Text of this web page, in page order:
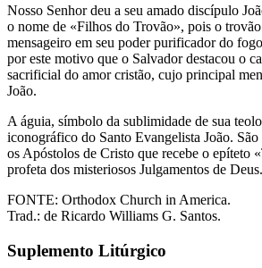
Nosso Senhor deu a seu amado discípulo
o nome de «Filhos do Trovão», pois o
mensageiro em seu poder purificador do
por este motivo que o Salvador destacou o
sacrificial do amor cristão, cujo principal
João.
A águia, símbolo da sublimidade de sua
iconográfico do Santo Evangelista João.
os Apóstolos de Cristo que recebe o epíteto
profeta dos misteriosos Julgamentos de Deus.
FONTE: Orthodox Church in America.
Trad.: de Ricardo Williams G. Santos.
Suplemento Litúrgico